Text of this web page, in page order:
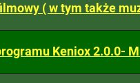
( w tym także
Keniox 2.0.0-